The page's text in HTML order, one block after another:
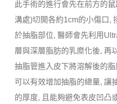
此手術的進行會先在前方的
溝處)切開各約1cm的小傷口,
於抽脂部位, 醫師會先利用
層與深層脂肪的乳糜化後, 再
抽脂管進入皮下將溶解後的
可以有效增加抽脂的總量, 讓
的厚度, 且能夠避免表皮凹凸